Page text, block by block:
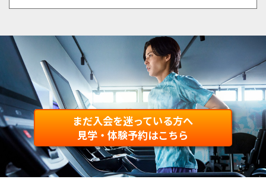
まだ入会を迷っている方へ
見学・体験予約はこちら